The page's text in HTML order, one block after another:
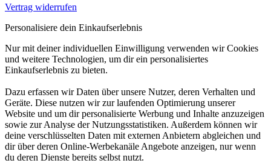
Vertrag widerrufen
Personalisiere dein Einkaufserlebnis
Nur mit deiner individuellen Einwilligung verwenden wir Cookies
und weitere Technologien, um dir ein personalisiertes
Einkaufserlebnis zu bieten.
Dazu erfassen wir Daten über unsere Nutzer, deren Verhalten und
Geräte. Diese nutzen wir zur laufenden Optimierung unserer
Website und um dir personalisierte Werbung und Inhalte anzuzeigen
sowie zur Analyse der Nutzungsstatistiken. Außerdem können wir
deine verschlüsselten Daten mit externen Anbietern abgleichen und
dir über deren Online-Werbekanäle Angebote anzeigen, nur wenn
du deren Dienste bereits selbst nutzt.